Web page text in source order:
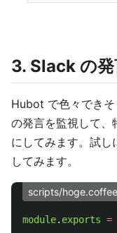
3. Slack の
Hubot で色々でき
の発言を監視して、
にしてみます。試し
してみます。
scripts/hoge.coffee
module. exports =